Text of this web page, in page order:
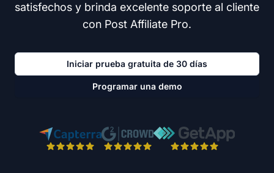
satisfechos y brinda excelente soporte al cliente
con Post Affiliate Pro.
Iniciar prueba gratuita de 30 días
Programar una demo